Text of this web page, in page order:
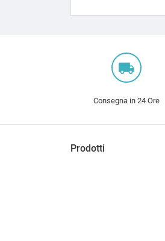
local_shipping
Consegna in 24 Ore
Prodotti